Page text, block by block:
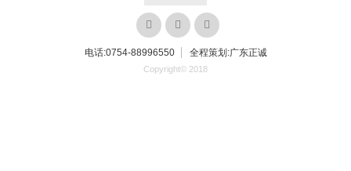
电话:0754-88996550 全程策划:广东正诚
Copyright© 2018